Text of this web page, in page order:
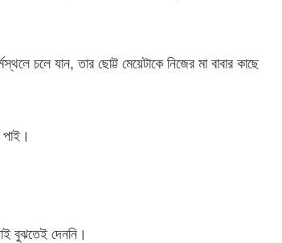
চলে যান, তার ছোট্ট মেয়েটাকে নিজের মা বাবার কাছে
বুঝতেই দেননি।